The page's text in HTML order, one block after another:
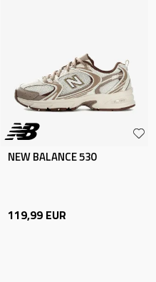
NEW BALANCE 530
119,99 EUR